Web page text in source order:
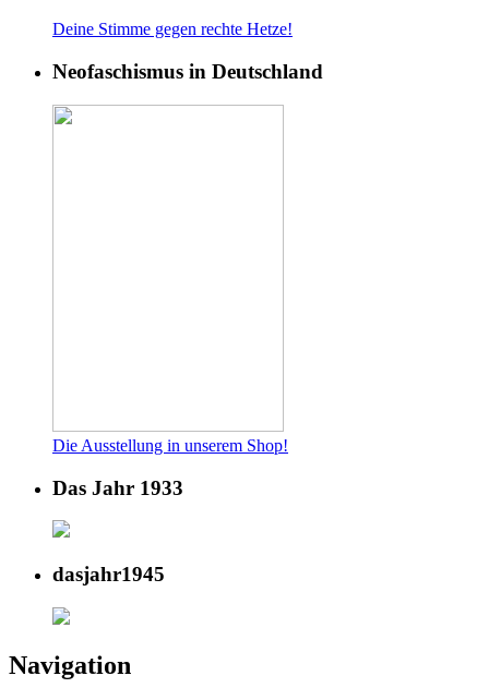
Deine Stimme gegen rechte Hetze!
Neofaschismus in Deutschland
Die Ausstellung in unserem Shop!
Das Jahr 1933
dasjahr1945
Navigation